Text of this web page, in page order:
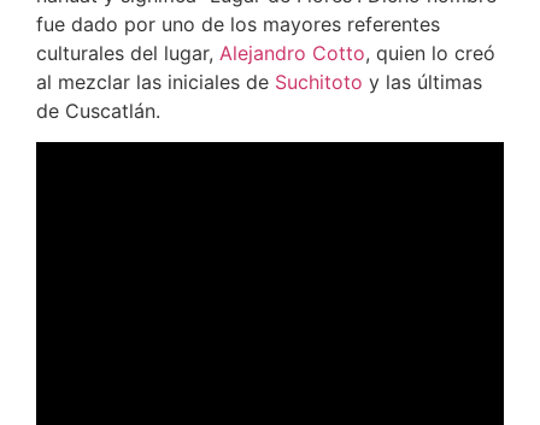
fue dado por uno de los mayores referentes
culturales del lugar, Alejandro Cotto, quien lo creó
al mezclar las iniciales de Suchitoto y las últimas
de Cuscatlán.